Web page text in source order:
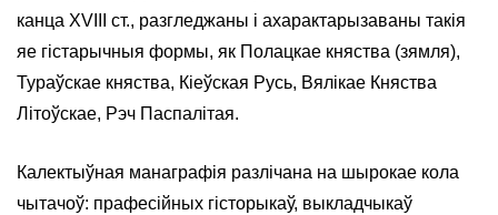
канца ХVIII ст., разгледжаны і ахарактарызаваны такія
яе гістарычныя формы, як Полацкае княства (зямля),
Тураўскае княства, Кіеўская Русь, Вялікае Княства
Літоўскае, Рэч Паспалітая.
Калектыўная манаграфія разлічана на шырокае кола
чытачоў: прафесійных гісторыкаў, выкладчыкаў